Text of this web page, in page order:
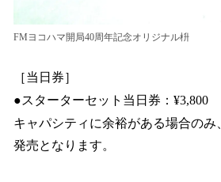
FMヨコハマ開局40周年記念オリジナル枡
［当日券］
●スターターセット当日券：¥3,800
キャパシティに余裕がある場合のみ
発売となります。